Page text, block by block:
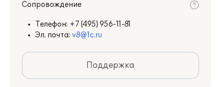
Сопровождение
Телефон: +7 (495) 956-11-81
Эл. почта: v8@1c.ru
Поддержка